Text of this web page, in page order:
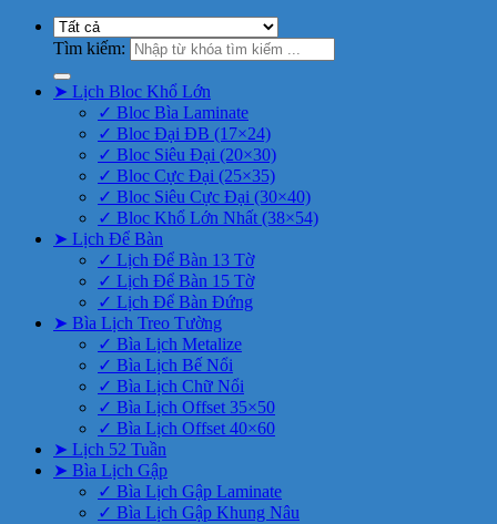
Tìm kiếm:
➤ Lịch Bloc Khổ Lớn
✓ Bloc Bìa Laminate
✓ Bloc Đại ĐB (17×24)
✓ Bloc Siêu Đại (20×30)
✓ Bloc Cực Đại (25×35)
✓ Bloc Siêu Cực Đại (30×40)
✓ Bloc Khổ Lớn Nhất (38×54)
➤ Lịch Để Bàn
✓ Lịch Để Bàn 13 Tờ
✓ Lịch Để Bàn 15 Tờ
✓ Lịch Để Bàn Đứng
➤ Bìa Lịch Treo Tường
✓ Bìa Lịch Metalize
✓ Bìa Lịch Bế Nổi
✓ Bìa Lịch Chữ Nổi
✓ Bìa Lịch Offset 35×50
✓ Bìa Lịch Offset 40×60
➤ Lịch 52 Tuần
➤ Bìa Lịch Gập
✓ Bìa Lịch Gập Laminate
✓ Bìa Lịch Gập Khung Nâu